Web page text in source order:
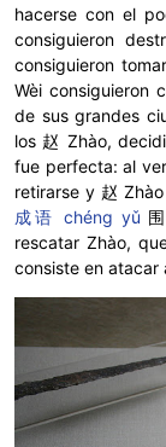
hacerse con el
consiguieron
consiguieron
Wèi consiguieron
de sus grandes
los 赵 Zhào,
fue perfecta: al
retirarse y 赵
成语 chéng yǔ
rescatar Zhào,
consiste en atacar